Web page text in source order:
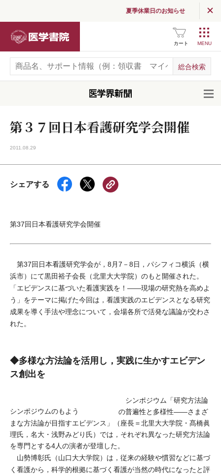
夏季休業日のお知らせ
カート
第３７回日本看護研究学会開催
2011.08.29
シェアする
第37回日本看護研究学会開催
第37回日本看護研究学会が，8月7－8日，パシフィコ横浜（横
浜市）にて黒田裕子会長（北里大大学院）のもと開催された。
「エビデンスに基づいた看護実践を！――現場の研究熱を高めよ
う」をテーマに掲げた今回は，看護実践のエビデンスとなる研究
成果を導く手法や理念について，会場各所で活発な議論が交わさ
れた。
◆多様な方法論を活用し，実践に生かすエビデン
ス創出を
シンポジウムのもよう
シンポジウム「研究方法論
の普遍性と多様性――さまざ
まな方法論が目指すエビデンス」（座長＝北里大大学院・髙橋眞
理氏，名大・浅野みどり氏）では，それぞれ異なった研究方法論
を専門とする4人の演者が登壇した。
山勢博彰氏（山口大大学院）は，従来の経験や慣習などに基づ
く看護から，科学的根拠に基づく看護が当然の時代になったと評